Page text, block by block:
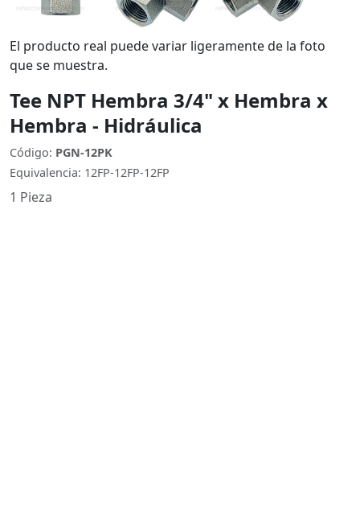
El producto real puede variar ligeramente de la foto
que se muestra.
Tee NPT Hembra 3/4" x Hembra x
Hembra - Hidráulica
Código: PGN-12PK
Equivalencia: 12FP-12FP-12FP
1 Pieza